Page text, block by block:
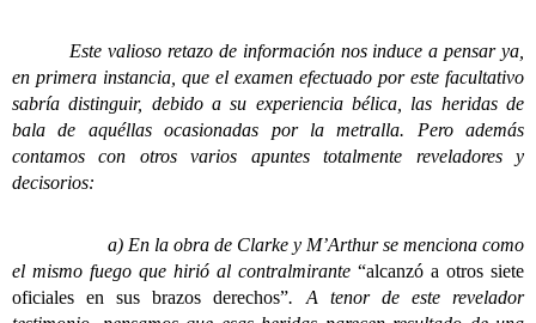
Este valioso retazo de información nos induce a pensar ya,
en primera instancia, que el examen efectuado por este facultativo
sabría distinguir, debido a su experiencia bélica, las heridas de
bala de aquéllas ocasionadas por la metralla. Pero además
contamos con otros varios apuntes totalmente reveladores y
decisorios:
a) En la obra de Clarke y M’Arthur se menciona como
el mismo fuego que hirió al contralmirante “alcanzó a otros siete
oficiales en sus brazos derechos”. A tenor de este revelador